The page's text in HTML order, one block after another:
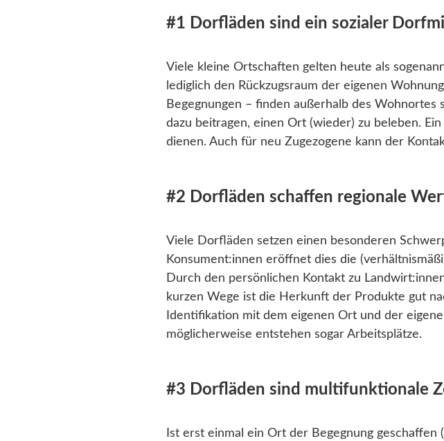
#1 Dorfläden sind ein sozialer
Viele kleine Ortschaften gelten heute als
lediglich den Rückzugsraum der eigenen
Begegnungen – finden außerhalb des
dazu beitragen, einen Ort (wieder) zu beleben.
dienen. Auch für neu Zugezogene kann der
#2 Dorfläden schaffen regionale
Viele Dorfläden setzen einen besonderen
Konsument:innen eröffnet dies die
Durch den persönlichen Kontakt zu
kurzen Wege ist die Herkunft der Produkte gut
Identifikation mit dem eigenen Ort und der
möglicherweise entstehen sogar Arbeitsplätze.
#3 Dorfläden sind multifunktionale
Ist erst einmal ein Ort der Begegnung